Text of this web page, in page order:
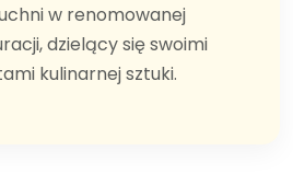
w renomowanej
dzielący się swoimi
kulinarnej sztuki.